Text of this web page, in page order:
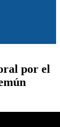
por el